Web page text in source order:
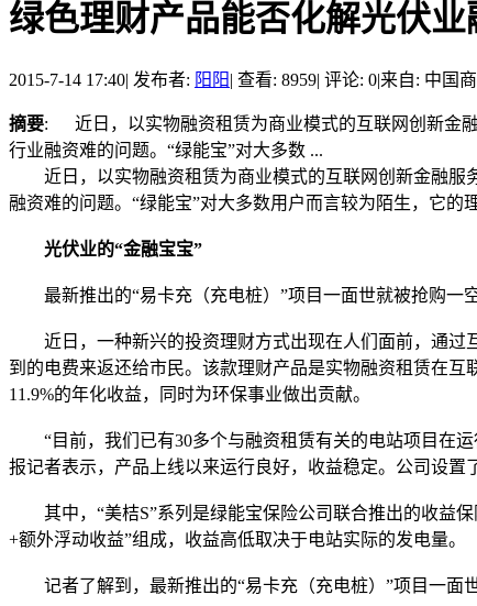
绿色理财产品能否化解光伏业
2015-7-14 17:40| 发布者: 阳阳| 查看: 8959| 评论: 0|来自: 中国
摘要: 近日，以实物融资租赁为商业模式的互联网创新金融
行业融资难的问题。“绿能宝”对大多数 ...
近日，以实物融资租赁为商业模式的互联网创新金融服
融资难的问题。“绿能宝”对大多数用户而言较为陌生，它
光伏业的“金融宝宝”
最新推出的“易卡充（充电桩）”项目一面世就被抢购一空
近日，一种新兴的投资理财方式出现在人们面前，通过
到的电费来返还给市民。该款理财产品是实物融资租赁在
11.9%的年化收益，同时为环保事业做出贡献。
“目前，我们已有30多个与融资租赁有关的电站项目在运
报记者表示，产品上线以来运行良好，收益稳定。公司设置
其中，“美桔S”系列是绿能宝保险公司联合推出的收益保
+额外浮动收益”组成，收益高低取决于电站实际的发电量。
记者了解到，最新推出的“易卡充（充电桩）”项目一面世